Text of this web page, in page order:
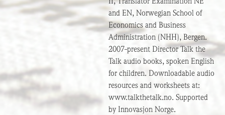
and EN, Norwegian School of
Economics and Business
Administration (NHH), Bergen.
2007-present Director Talk the
Talk audio books, spoken English
for children. Downloadable audio
resources and worksheets at:
www.talkthetalk.no. Supported
by Innovasjon Norge.